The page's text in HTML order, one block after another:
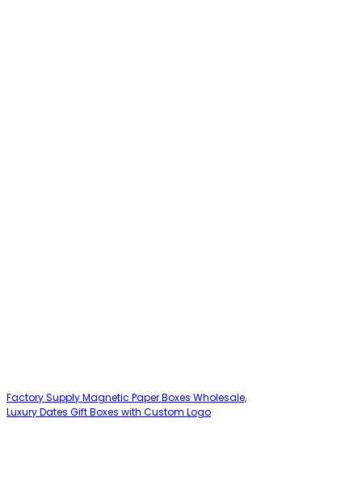
Factory Supply Magnetic Paper Boxes Wholesale,
Luxury Dates Gift Boxes with Custom Logo